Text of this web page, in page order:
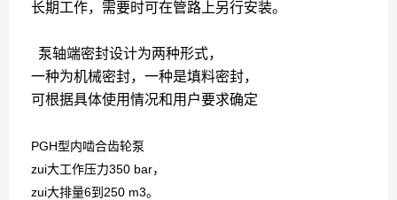
长期工作，需要时可在管路上另行安装。
泵轴端密封设计为两种形式，
一种为机械密封，一种是填料密封，
可根据具体使用情况和用户要求确定
PGH型内啮合齿轮泵
zui大工作压力350 bar，
zui大排量6到250 m3。